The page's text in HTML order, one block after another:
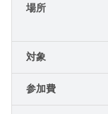
場所
対象
参加費